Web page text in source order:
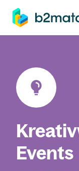
springen
Events